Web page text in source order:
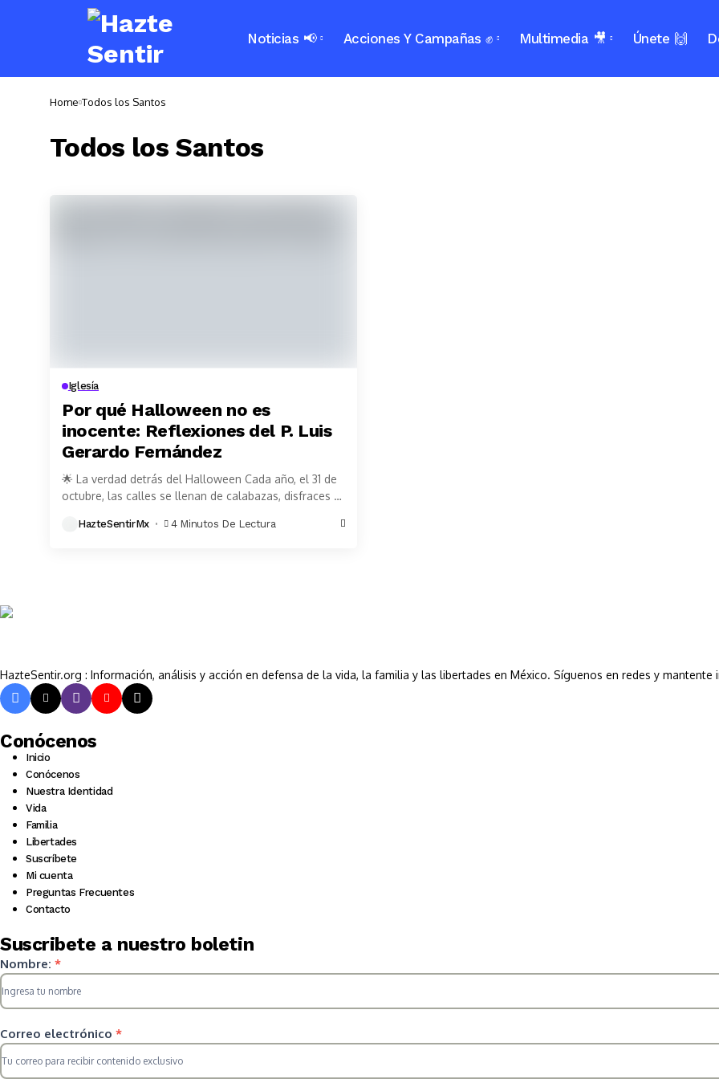
Noticias 📢 Acciones Y Campañas ✊ Multimedia 🎥 Únete 🙌
Home Todos los Santos
Todos los Santos
Iglesía
Por qué Halloween no es
inocente: Reflexiones del P. Luis
Gerardo Fernández
🌟 La verdad detrás del Halloween Cada año, el 31 de
octubre, las calles se llenan de calabazas, disfraces y
HazteSentirMx 4 Minutos De Lectura
HazteSentir.org : Información, análisis y acción en defensa de la vida, la familia y las libertades en México. Síguenos en redes y mantente
Conócenos
Inicio
Conócenos
Nuestra Identidad
Vida
Familia
Libertades
Suscríbete
Mi cuenta
Preguntas Frecuentes
Contacto
Suscribete a nuestro boletin
Suscripcion
HS
2025
Nombre: *
Correo electrónico *